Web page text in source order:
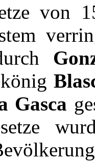
von
Gasca